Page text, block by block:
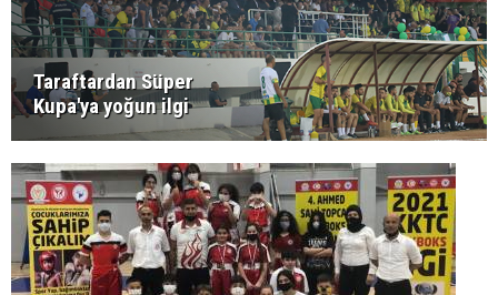
Taraftardan Süper
Kupa'ya yoğun ilgi